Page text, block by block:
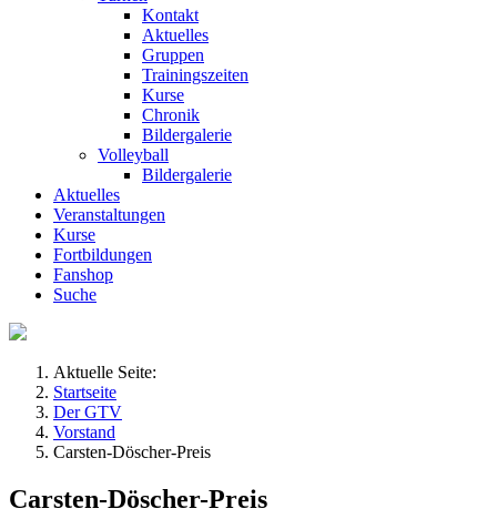
Kontakt
Aktuelles
Gruppen
Trainingszeiten
Kurse
Chronik
Bildergalerie
Volleyball
Bildergalerie
Aktuelles
Veranstaltungen
Kurse
Fortbildungen
Fanshop
Suche
Aktuelle Seite:
Startseite
Der GTV
Vorstand
Carsten-Döscher-Preis
Carsten-Döscher-Preis